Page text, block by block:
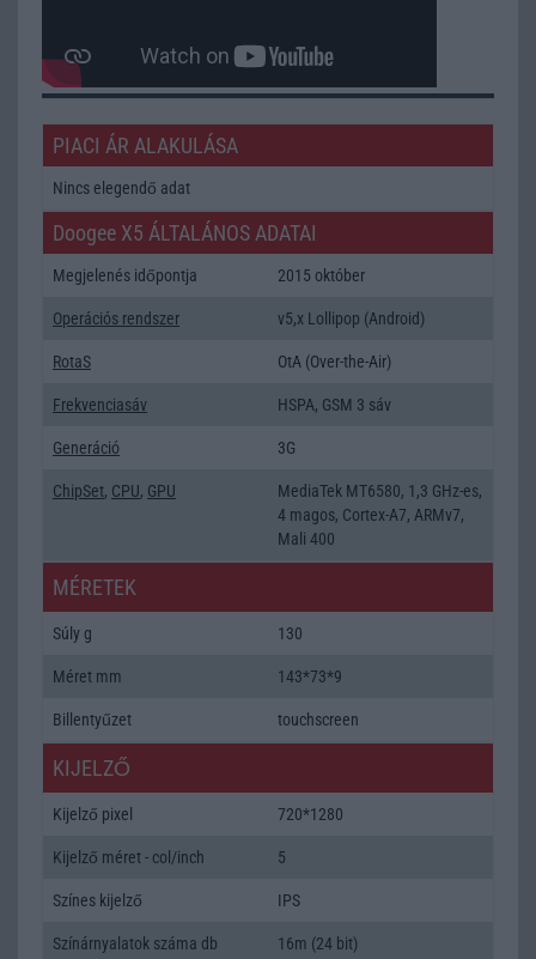
PIACI ÁR ALAKULÁSA
Nincs elegendő adat
Doogee X5 ÁLTALÁNOS ADATAI
Megjelenés időpontja 2015 október
Operációs rendszer v5,x Lollipop (Android)
RotaS OtA (Over-the-Air)
Frekvenciasáv HSPA, GSM 3 sáv
Generáció 3G
ChipSet, CPU, GPU
MediaTek MT6580, 1,3 GHz-es,
4 magos, Cortex-A7, ARMv7,
Mali 400
MÉRETEK
Súly g 130
Méret mm 143*73*9
Billentyűzet touchscreen
KIJELZŐ
Kijelző pixel 720*1280
Kijelző méret - col/inch 5
Színes kijelző IPS
Színárnyalatok száma db 16m (24 bit)